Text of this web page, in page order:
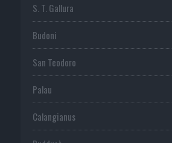
S. T. Gallura
Budoni
San Teodoro
Palau
Calangianus